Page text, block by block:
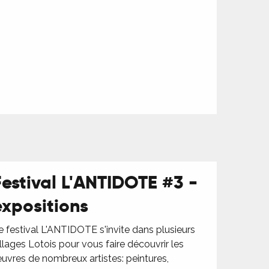
L'ANTIDOTE #3 -
festival L'ANTIDOTE s'invite dans plusieurs
Lotois pour vous faire découvrir les
de nombreux artistes: peintures,